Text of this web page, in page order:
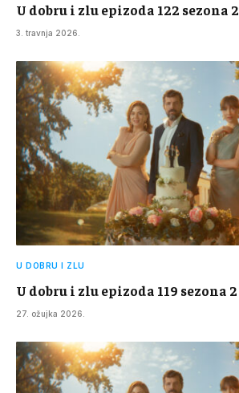
U dobru i zlu epizoda 122 sezona 2
3. travnja 2026.
U DOBRU I ZLU
U dobru i zlu epizoda 119 sezona 2
27. ožujka 2026.